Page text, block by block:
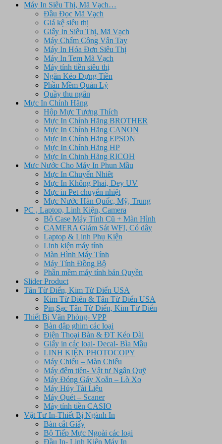
Máy In Siêu Thị, Mã Vạch…
Đầu Đọc Mã Vạch
Giá kệ siêu thị
Giấy In Siêu Thị, Mã Vạch
Máy Chấm Công Vân Tay
Máy In Hóa Đơn Siêu Thị
Máy In Tem Mã Vạch
Máy tính tiền siêu thị
Ngăn Kéo Đựng Tiền
Phần Mềm Quản Lý
Quầy thu ngân
Mực In Chính Hãng
Hộp Mực Tương Thích
Mực In Chính Hãng BROTHER
Mực In Chính Hãng CANON
Mực In Chính Hãng EPSON
Mực In Chính Hãng HP
Mực In Chinh Hãng RICOH
Mưc Nước Cho Máy In Phun Mầu
Mực In Chuyển Nhiêt
Mực In Không Phai, Dey UV
Mực in Pet chuyển nhiệt
Mực Nước Hàn Quốc, Mỹ, Trung
PC , Laptop, Linh Kiện, Camera
Bộ Case Máy Tính Cũ + Màn Hình
CAMERA Giám Sát WFI, Có dây
Laptop & Linh Phụ Kiện
Linh kiện máy tính
Màn Hình Máy Tính
Máy Tính Đồng Bộ
Phần mềm máy tính bản Quyền
Slider Product
Tân Từ Điển, Kim Từ Điển USA
Kim Từ Điên & Tân Từ Điển USA
Pin,Sạc Tân Từ Điển, Kim Từ Điển
Thiết Bị Văn Phòng- VPP
Bàn dập ghim các loại
Điện Thoại Bàn & ĐT Kéo Dài
Giấy in các loại- Decal- Bìa Mầu
LINH KIỆN PHOTOCOPY
Máy Chiếu – Màn Chiếu
Máy đếm tiền- Vật tư Ngân Quỹ
Máy Đóng Gáy Xoắn – Lò Xo
Máy Hủy Tài Liệu
Máy Quét – Scaner
Máy tính tiền CASIO
Vật Tư In-Thiết Bị Ngành In
Bàn cắt Giấy
Bộ Tiếp Mực Ngoài các loại
Đầu In- Linh Kiện Máy In